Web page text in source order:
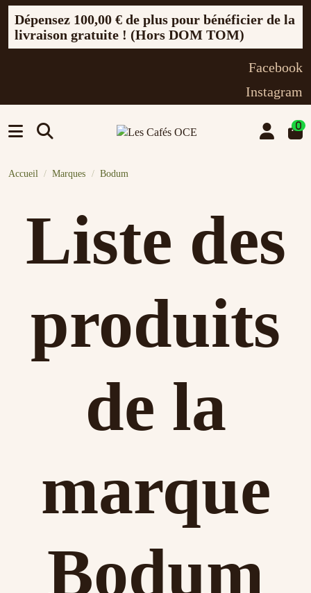
Dépensez 100,00 € de plus pour bénéficier de la
livraison gratuite ! (Hors DOM TOM)
Facebook
Instagram
0
Accueil Marques Bodum
Liste des
produits
de la
marque
Bodum